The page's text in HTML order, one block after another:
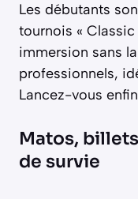
Les débutants
tournois «
immersion sans
professionnels,
Lancez-vous
Matos,
de survie